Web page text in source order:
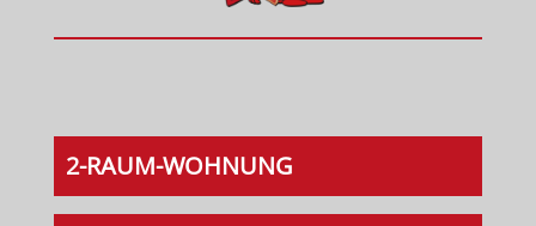
2-RAUM-WOHNUNG